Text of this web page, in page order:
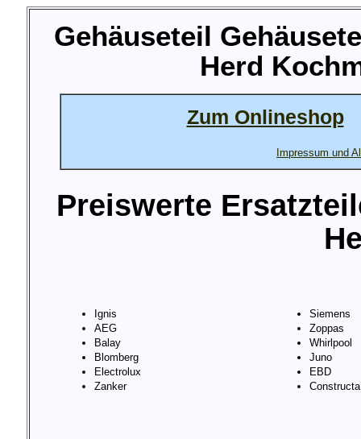
Gehäuseteil
Herd
Zum Onlineshop
Impressum und
Preiswerte
Ignis
AEG
Balay
Blomberg
Electrolux
Zanker
Siemens
Zoppas
Whirlpool
Juno
EBD
Constructa